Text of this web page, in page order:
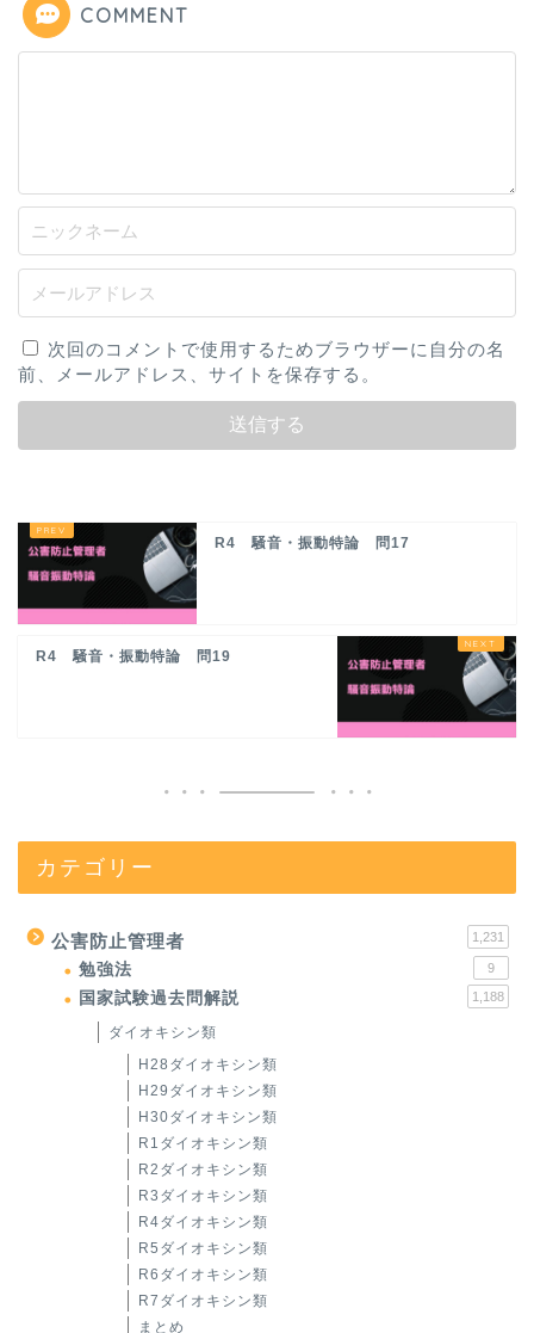
COMMENT
次回のコメントで使用するためブラウザーに自分の名
前、メールアドレス、サイトを保存する。
R4 騒音・振動特論 問17
R4 騒音・振動特論 問19
カテゴリー
公害防止管理者 1,231
勉強法 9
国家試験過去問解説 1,188
ダイオキシン類
H28ダイオキシン類
H29ダイオキシン類
H30ダイオキシン類
R1ダイオキシン類
R2ダイオキシン類
R3ダイオキシン類
R4ダイオキシン類
R5ダイオキシン類
R6ダイオキシン類
R7ダイオキシン類
まとめ